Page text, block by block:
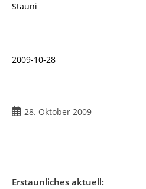
Stauni
2009-10-28
28. Oktober 2009
Erstaunliches aktuell: